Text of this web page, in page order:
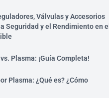
Válvulas y Accesorios
Seguridad y el Rendimiento en el
Plasma: ¡Guía Completa!
Plasma: ¿Qué es? ¿Cómo